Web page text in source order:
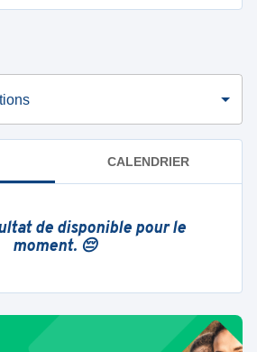
CALENDRIER
de disponible pour le
moment. 😔